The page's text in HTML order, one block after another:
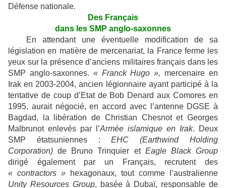
Défense nationale.
Des Français
dans les SMP anglo-saxonnes
En attendant une éventuelle modification de sa
législation en matière de mercenariat, la France ferme les
yeux sur la présence d’anciens militaires français dans les
SMP anglo-saxonnes. « Franck Hugo », mercenaire en
Irak en 2003-2004, ancien légionnaire ayant participé à la
tentative de coup d’Etat de Bob Denard aux Comores en
1995, aurait négocié, en accord avec l’antenne DGSE à
Bagdad, la libération de Christian Chesnot et Georges
Malbrunot enlevés par l’Armée islamique en Irak. Deux
SMP étatsuniennes :EHC (Earthwind Holding
Corporation) de Bruno Trinquier et Eagle Black Group
dirigé également par un Français, recrutent des
« contractors » hexagonaux, tout comme l’australienne
Unity Resources Group, basée à Dubaï, responsable de